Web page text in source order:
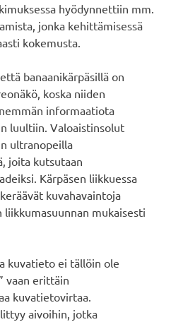
hyödynnettiin mm.
jonka kehittämisessä
kokemusta.
banaanikärpäsillä on
koska niiden
informaatiota
luultiin. Valoaistinsolut
ultranopeilla
joita kutsutaan
Kärpäsen liikkuessa
kuvahavaintoja
liikkumasuunnan mukaisesti
kuvatieto ei tällöin ole
vaan erittäin
kuvatietovirtaa.
aivoihin, jotka